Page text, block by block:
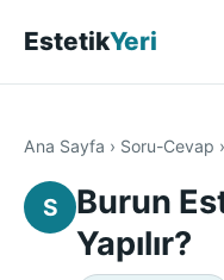
EstetikYeri
Ana Sayfa › Soru-Cevap ›
S
Burun
Yapılır?